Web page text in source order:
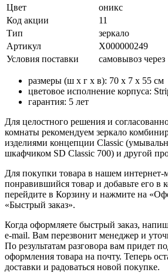
Цвет
оникс
Код акции
11
Тип
зеркало
Артикул
X000000249
Условия поставки
самовывоз через
размеры (ш x г x в): 70 x 7 x 55 см
цветовое исполнение корпуса:
гарантия: 5 лет
Для целостного решения и
комнаты рекомендуем зеркало
изделиями концепции Classic
шкафчиком SD Classic 700) и другой
Для покупки товара в нашем интернет-
понравившийся товар и добавьте его в
перейдите в Корзину и нажмите на
«Быстрый заказ».
Когда оформляете быстрый заказ,
e-mail. Вам перезвонит менеджер и
По результатам разговора вам придет
оформления товара на почту. Теперь
доставки и радоваться новой покупке.